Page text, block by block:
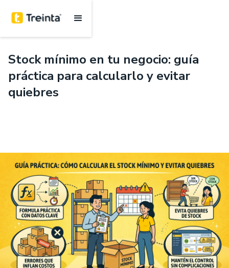
Stock mínimo en tu negocio: guía
práctica para calcularlo y evitar
quiebres